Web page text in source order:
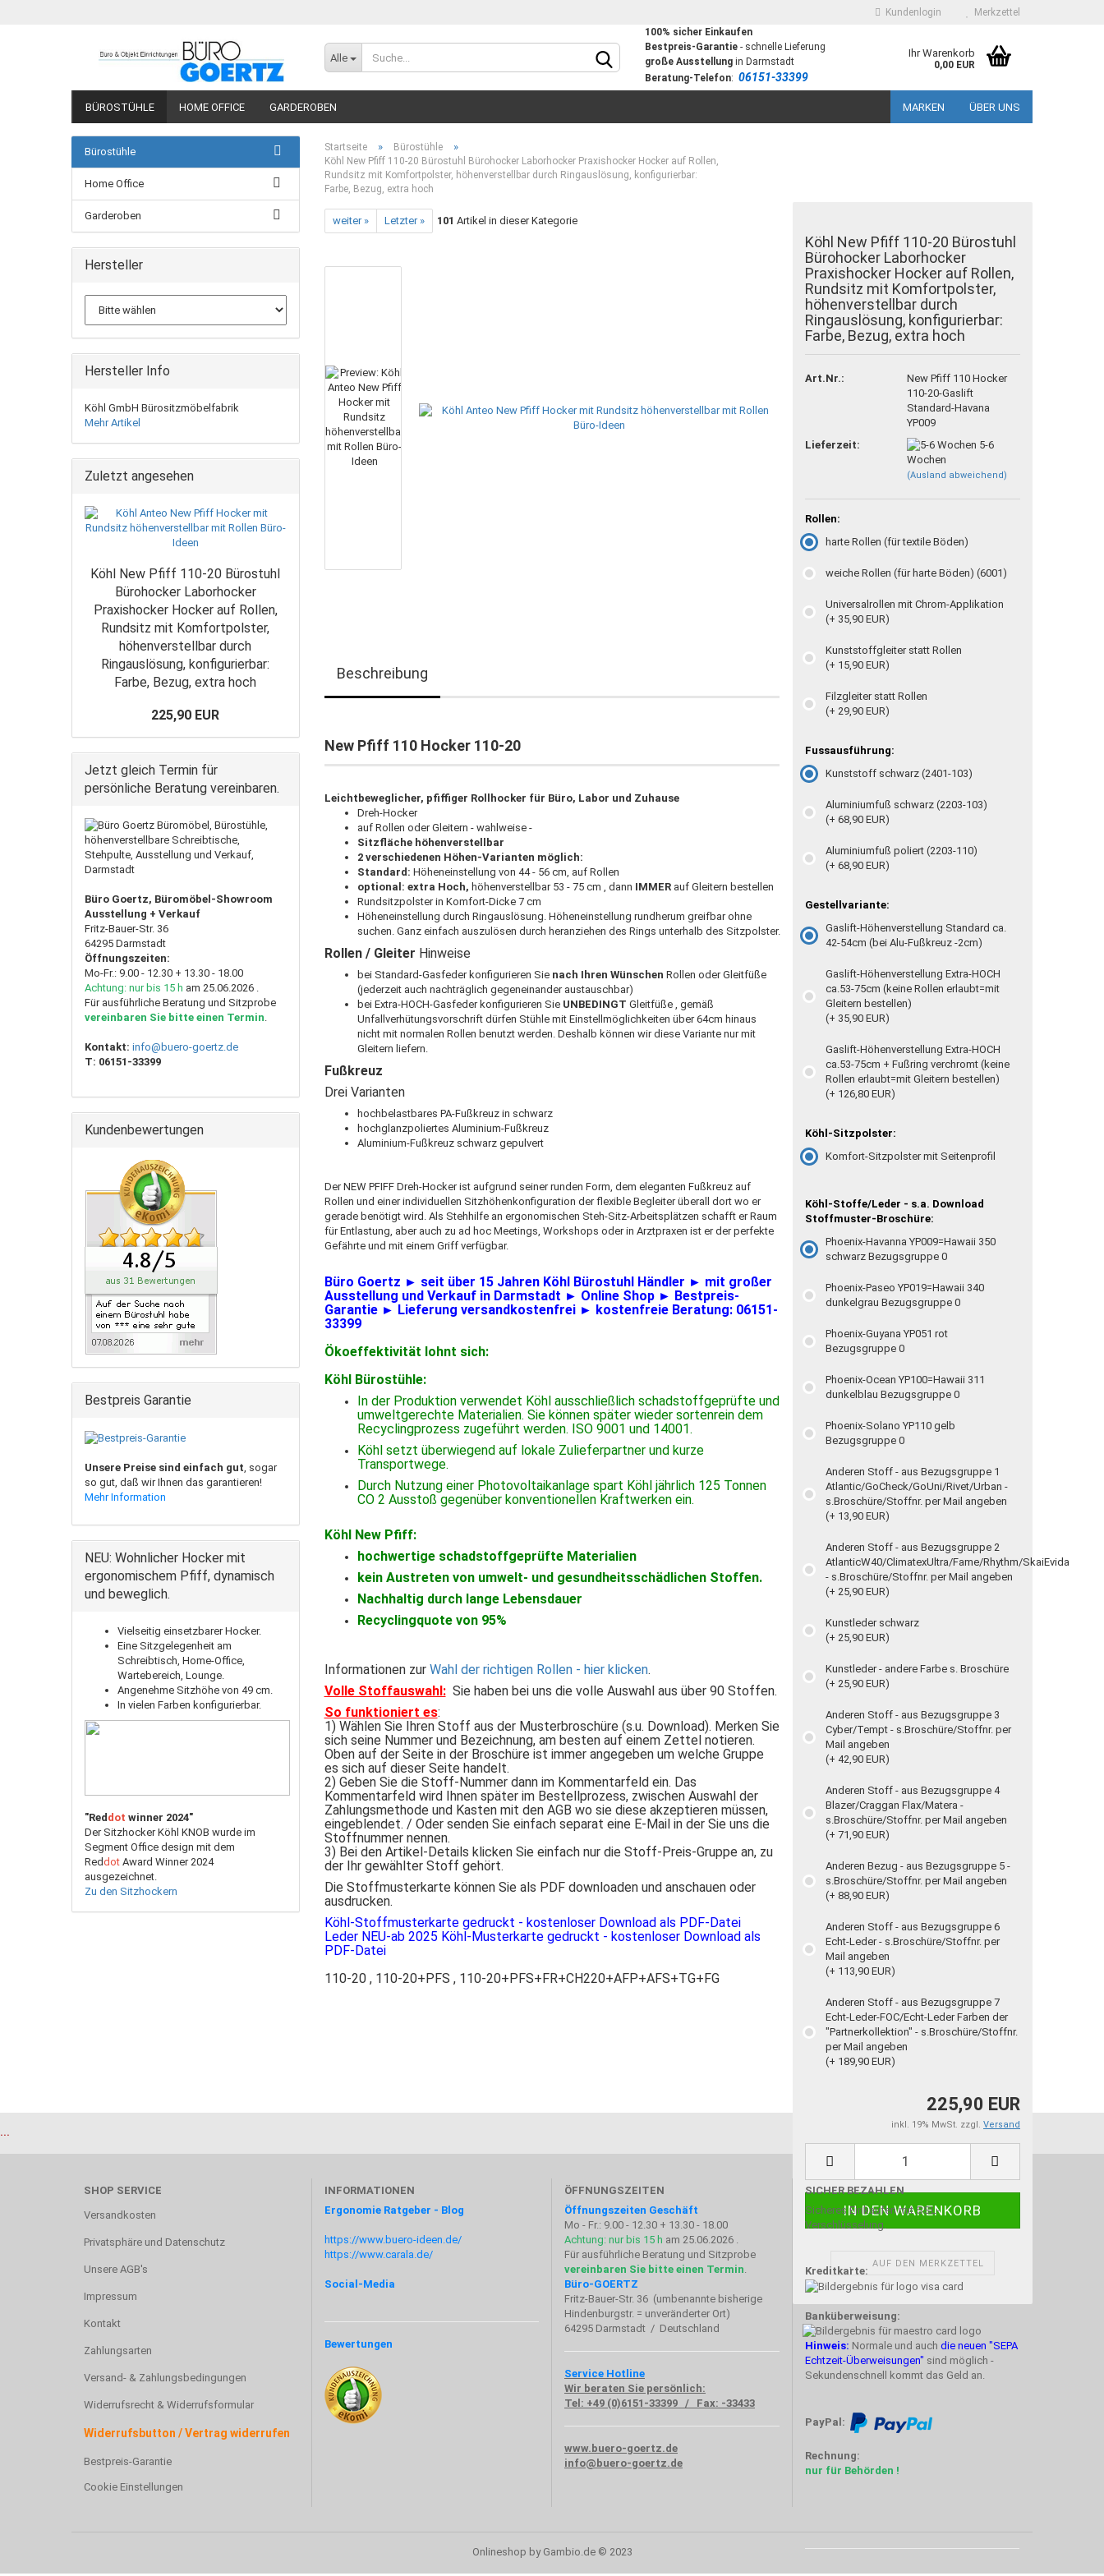
Kundenlogin
Passwort vergessen?
Merkzettel
Alle
100% sicher Einkaufen
Bestpreis-Garantie- schnelle Lieferung
große Ausstellung in Darmstadt
Beratung-Telefon: 06151-33399
Ihr Warenkorb
0,00 EUR
BÜROSTÜHLE HOME OFFICE GARDEROBEN MARKEN ÜBER UNS
Startseite » Bürostühle »
Köhl New Pfiff 110-20 Bürostuhl Bürohocker Laborhocker Praxishocker Hocker auf Rollen,
Rundsitz mit Komfortpolster, höhenverstellbar durch Ringauslösung, konfigurierbar:
Farbe, Bezug, extra hoch
weiter » Letzter » 101 Artikel in dieser Kategorie
Köhl New Pfiff 110-20 Bürostuhl
Bürohocker Laborhocker
Praxishocker Hocker auf Rollen,
Rundsitz mit Komfortpolster,
höhenverstellbar durch
Ringauslösung, konfigurierbar:
Farbe, Bezug, extra hoch
Art.Nr.:
New Pfiff 110 Hocker
110-20-Gaslift
Standard-Havana
YP009
Lieferzeit:
5-6
Wochen
(Ausland abweichend)
Rollen:
harte Rollen (für textile Böden)
weiche Rollen (für harte Böden) (6001)
Universalrollen mit Chrom-Applikation
(+ 35,90 EUR)
Kunststoffgleiter statt Rollen
(+ 15,90 EUR)
Filzgleiter statt Rollen
(+ 29,90 EUR)
Fussausführung:
Kunststoff schwarz (2401-103)
Aluminiumfuß schwarz (2203-103)
(+ 68,90 EUR)
Aluminiumfuß poliert (2203-110)
(+ 68,90 EUR)
Gestellvariante:
Gaslift-Höhenverstellung Standard ca.
42-54cm (bei Alu-Fußkreuz -2cm)
Gaslift-Höhenverstellung Extra-HOCH
ca.53-75cm (keine Rollen erlaubt=mit
Gleitern bestellen)
(+ 35,90 EUR)
Gaslift-Höhenverstellung Extra-HOCH
ca.53-75cm + Fußring verchromt (keine
Rollen erlaubt=mit Gleitern bestellen)
(+ 126,80 EUR)
Köhl-Sitzpolster:
Komfort-Sitzpolster mit Seitenprofil
Köhl-Stoffe/Leder - s.a. Download
Stoffmuster-Broschüre:
Phoenix-Havanna YP009=Hawaii 350
schwarz Bezugsgruppe 0
Phoenix-Paseo YP019=Hawaii 340
dunkelgrau Bezugsgruppe 0
Phoenix-Guyana YP051 rot
Bezugsgruppe 0
Phoenix-Ocean YP100=Hawaii 311
dunkelblau Bezugsgruppe 0
Phoenix-Solano YP110 gelb
Bezugsgruppe 0
Anderen Stoff - aus Bezugsgruppe 1
Atlantic/GoCheck/GoUni/Rivet/Urban -
s.Broschüre/Stoffnr. per Mail angeben
(+ 13,90 EUR)
Anderen Stoff - aus Bezugsgruppe 2
AtlanticW40/ClimatexUltra/Fame/Rhythm/SkaiEvida
- s.Broschüre/Stoffnr. per Mail angeben
(+ 25,90 EUR)
Kunstleder schwarz
(+ 25,90 EUR)
Kunstleder - andere Farbe s. Broschüre
(+ 25,90 EUR)
Anderen Stoff - aus Bezugsgruppe 3
Cyber/Tempt - s.Broschüre/Stoffnr. per
Mail angeben
(+ 42,90 EUR)
Anderen Stoff - aus Bezugsgruppe 4
Blazer/Craggan Flax/Matera -
s.Broschüre/Stoffnr. per Mail angeben
(+ 71,90 EUR)
Anderen Bezug - aus Bezugsgruppe 5 -
s.Broschüre/Stoffnr. per Mail angeben
(+ 88,90 EUR)
Anderen Stoff - aus Bezugsgruppe 6
Echt-Leder - s.Broschüre/Stoffnr. per
Mail angeben
(+ 113,90 EUR)
Anderen Stoff - aus Bezugsgruppe 7
Echt-Leder-FOC/Echt-Leder Farben der
"Partnerkollektion" - s.Broschüre/Stoffnr.
per Mail angeben
(+ 189,90 EUR)
225,90 EUR
inkl. 19% MwSt. zzgl. Versand
AUF DEN MERKZETTEL
Beschreibung
New Pfiff 110 Hocker 110-20
Leichtbeweglicher, pfiffiger Rollhocker für Büro, Labor und Zuhause
Dreh-Hocker
auf Rollen oder Gleitern - wahlweise -
Sitzfläche höhenverstellbar
2 verschiedenen Höhen-Varianten möglich:
Standard: Höheneinstellung von 44 - 56 cm, auf Rollen
optional: extra Hoch, höhenverstellbar 53 - 75 cm , dann IMMERauf Gleitern bestellen
Rundsitzpolster in Komfort-Dicke 7 cm
Höheneinstellung durch Ringauslösung. Höheneinstellung rundherum greifbar ohne
suchen. Ganz einfach auszulösen durch heranziehen des Rings unterhalb des Sitzpolster.
Rollen / Gleiter Hinweise
bei Standard-Gasfeder konfigurieren Sie nach Ihren Wünschen Rollen oder Gleitfüße
(jederzeit auch nachträglich gegeneinander austauschbar)
bei Extra-HOCH-Gasfeder konfigurieren Sie UNBEDINGT Gleitfüße , gemäß
Unfallverhütungsvorschrift dürfen Stühle mit Einstellmöglichkeiten über 64cm hinaus
nicht mit normalen Rollen benutzt werden. Deshalb können wir diese Variante nur mit
Gleitern liefern.
Fußkreuz
Drei Varianten
hochbelastbares PA-Fußkreuz in schwarz
hochglanzpoliertes Aluminium-Fußkreuz
Aluminium-Fußkreuz schwarz gepulvert
Der NEW PFIFF Dreh-Hocker ist aufgrund seiner runden Form, dem eleganten Fußkreuz auf
Rollen und einer individuellen Sitzhöhenkonfiguration der flexible Begleiter überall dort wo er
gerade benötigt wird. Als Stehhilfe an ergonomischen Steh-Sitz-Arbeitsplätzen schafft er Raum
für Entlastung, aber auch zu ad hoc Meetings, Workshops oder in Arztpraxen ist er der perfekte
Gefährte und mit einem Griff verfügbar.
Büro Goertz ► seit über 15 Jahren Köhl Bürostuhl Händler ► mit großer
Ausstellung und Verkauf in Darmstadt ► Online Shop ► Bestpreis-
Garantie ► Lieferung versandkostenfrei ► kostenfreie Beratung: 06151-
33399
Ökoeffektivität lohnt sich:
Köhl Bürostühle:
In der Produktion verwendet Köhl ausschließlich schadstoffgeprüfte und
umweltgerechte Materialien. Sie können später wieder sortenrein dem
Recyclingprozess zugeführt werden. ISO 9001 und 14001.
Köhl setzt überwiegend auf lokale Zulieferpartner und kurze
Transportwege.
Durch Nutzung einer Photovoltaikanlage spart Köhl jährlich 125 Tonnen
CO 2 Ausstoß gegenüber konventionellen Kraftwerken ein.
Köhl New Pfiff:
hochwertige schadstoffgeprüfte Materialien
kein Austreten von umwelt- und gesundheitsschädlichen Stoffen.
Nachhaltig durch lange Lebensdauer
Recyclingquote von 95%
Informationen zur Wahl der richtigen Rollen - hier klicken.
Volle Stoffauswahl: Sie haben bei uns die volle Auswahl aus über 90 Stoffen.
So funktioniert es:
1) Wählen Sie Ihren Stoff aus der Musterbroschüre (s.u. Download). Merken Sie
sich seine Nummer und Bezeichnung, am besten auf einem Zettel notieren.
Oben auf der Seite in der Broschüre ist immer angegeben um welche Gruppe
es sich auf dieser Seite handelt.
2) Geben Sie die Stoff-Nummer dann im Kommentarfeld ein. Das
Kommentarfeld wird Ihnen später im Bestellprozess, zwischen Auswahl der
Zahlungsmethode und Kasten mit den AGB wo sie diese akzeptieren müssen,
eingeblendet. / Oder senden Sie einfach separat eine E-Mail in der Sie uns die
Stoffnummer nennen.
3) Bei den Artikel-Details klicken Sie einfach nur die Stoff-Preis-Gruppe an, zu
der Ihr gewählter Stoff gehört.
Die Stoffmusterkarte können Sie als PDF downloaden und anschauen oder
ausdrucken.
Köhl-Stoffmusterkarte gedruckt - kostenloser Download als PDF-Datei
Leder NEU-ab 2025 Köhl-Musterkarte gedruckt - kostenloser Download als
PDF-Datei
110-20 , 110-20+PFS , 110-20+PFS+FR+CH220+AFP+AFS+TG+FG
Bürostühle
Home Office
Garderoben
Hersteller
Hersteller Info
Köhl GmbH Bürositzmöbelfabrik
Mehr Artikel
Zuletzt angesehen
Köhl New Pfiff 110-20 Bürostuhl
Bürohocker Laborhocker
Praxishocker Hocker auf Rollen,
Rundsitz mit Komfortpolster,
höhenverstellbar durch
Ringauslösung, konfigurierbar:
Farbe, Bezug, extra hoch
225,90 EUR
Jetzt gleich Termin für
persönliche Beratung vereinbaren.
Büro Goertz, Büromöbel-Showroom
Ausstellung + Verkauf
Fritz-Bauer-Str. 36
64295 Darmstadt
Öffnungszeiten:
Mo-Fr.: 9.00 - 12.30 + 13.30 - 18.00
Achtung: nur bis 15 h am 25.06.2026 .
Für ausführliche Beratung und Sitzprobe
vereinbaren Sie bitte einen Termin.
Kontakt: info@buero-goertz.de
T: 06151-33399
Kundenbewertungen
Bestpreis Garantie
Unsere Preise sind einfach gut , sogar
so gut, daß wir Ihnen das garantieren!
Mehr Information
NEU: Wohnlicher Hocker mit
ergonomischem Pfiff, dynamisch
und beweglich.
Vielseitig einsetzbarer Hocker.
Eine Sitzgelegenheit am
Schreibtisch, Home-Office,
Wartebereich, Lounge.
Angenehme Sitzhöhe von 49 cm.
In vielen Farben konfigurierbar.
"Reddot winner 2024"
Der Sitzhocker Köhl KNOB wurde im
Segment Office design mit dem
Reddot Award Winner 2024
ausgezeichnet.
Zu den Sitzhockern
...
SHOP SERVICE
Versandkosten
Privatsphäre und Datenschutz
Unsere AGB's
Impressum
Kontakt
Zahlungsarten
Versand- & Zahlungsbedingungen
Widerrufsrecht & Widerrufsformular
Widerrufsbutton / Vertrag widerrufen
Bestpreis-Garantie
Cookie Einstellungen
INFORMATIONEN
Ergonomie Ratgeber - Blog
https://www.buero-ideen.de/
https://www.carala.de/
Social-Media
Bewertungen
ÖFFNUNGSZEITEN
Öffnungszeiten Geschäft
Mo - Fr.: 9.00 - 12.30 + 13.30 - 18.00
Achtung: nur bis 15 h am 25.06.2026 .
Für ausführliche Beratung und Sitzprobe
vereinbaren Sie bitte einen Termin.
Büro-GOERTZ
Fritz-Bauer-Str. 36 (umbenannte bisherige
Hindenburgstr. = unveränderter Ort)
64295 Darmstadt / Deutschland
Service Hotline
Wir beraten Sie persönlich:
Tel: +49 (0)6151-33399 / Fax: -33433
www.buero-goertz.de
info@buero-goertz.de
SICHER BEZAHLEN
Sicheres Einkaufen mit SSL-
Verschlüsselung.
Kreditkarte:
Banküberweisung:
Hinweis: Normale und auch die neuen "SEPA
Echtzeit-Überweisungen" sind möglich -
Sekundenschnell kommt das Geld an.
PayPal:
Rechnung:
nur für Behörden !
Onlineshop by Gambio.de © 2023